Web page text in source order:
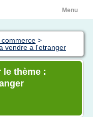
Menu
>
vendre a l'etranger
thème :